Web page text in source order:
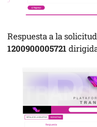
Respuesta a la
1200900005721